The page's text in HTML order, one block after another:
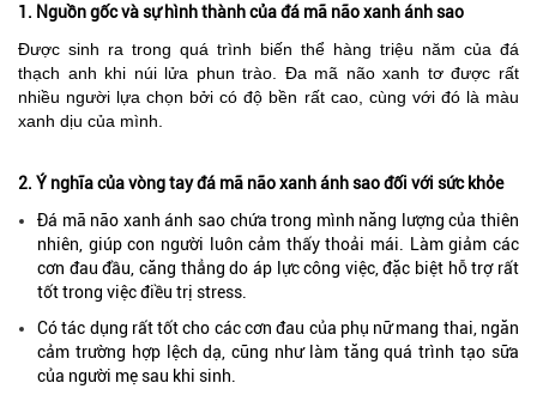
1. Nguồn gốc và sự hình thành của đá mã não xanh ánh sao
Được sinh ra trong quá trình biến thể hàng triệu năm của đá
thạch anh khi núi lửa phun trào. Đa mã não xanh tơ được rất
nhiều người lựa chọn bởi có độ bền rất cao, cùng với đó là màu
xanh dịu của mình.
2. Ý nghĩa của vòng tay đá mã não xanh ánh sao đối với sức khỏe
Đá mã não xanh ánh sao chứa trong mình năng lượng của thiên
nhiên, giúp con người luôn cảm thấy thoải mái. Làm giảm các
cơn đau đầu, căng thẳng do áp lực công việc, đặc biệt hỗ trợ rất
tốt trong việc điều trị stress.
Có tác dụng rất tốt cho các cơn đau của phụ nữ mang thai, ngăn
cảm trường hợp lệch dạ, cũng như làm tăng quá trình tạo sữa
của người mẹ sau khi sinh.